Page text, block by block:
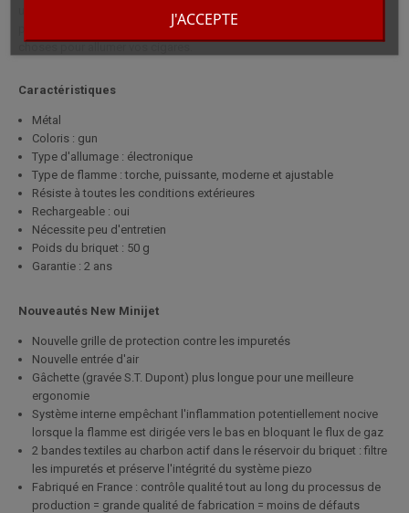
J'ACCEPTE
un nouveau bouton d'allumage, légèrement plus grand que le
précédent. Ce beau briquet torche de couleur gun vous facilitera les
Caractéristiques
Métal
Coloris : gun
Type d'allumage : électronique
Type de flamme : torche, puissante, moderne et ajustable
Résiste à toutes les conditions extérieures
Rechargeable : oui
Nécessite peu d'entretien
Poids du briquet : 50 g
Garantie : 2 ans
Nouveautés New Minijet
Nouvelle grille de protection contre les impuretés
Nouvelle entrée d'air
Gâchette (gravée S.T. Dupont) plus longue pour une meilleure
ergonomie
Système interne empêchant l'inflammation potentiellement nocive
lorsque la flamme est dirigée vers le bas en bloquant le flux de gaz
2 bandes textiles au charbon actif dans le réservoir du briquet : filtre
les impuretés et préserve l'intégrité du système piezo
Fabriqué en France : contrôle qualité tout au long du processus de
production = grande qualité de fabrication = moins de défauts